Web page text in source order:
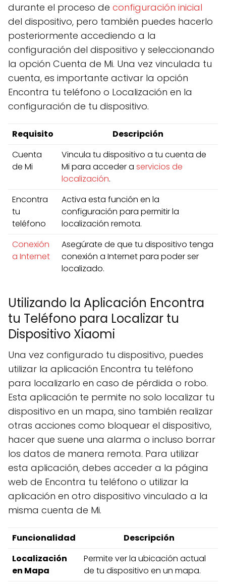
durante el proceso de configuración inicial
del dispositivo, pero también puedes hacerlo
posteriormente accediendo a la
configuración del dispositivo y seleccionando
la opción Cuenta de Mi. Una vez vinculada tu
cuenta, es importante activar la opción
Encontra tu teléfono o Localización en la
configuración de tu dispositivo.
Requisito
Descripción
Cuenta
de Mi
Vincula tu dispositivo a tu cuenta de
Mi para acceder a servicios de
localización.
Encontra
tu
teléfono
Activa esta función en la
configuración para permitir la
localización remota.
Conexión
a Internet
Asegúrate de que tu dispositivo tenga
conexión a Internet para poder ser
localizado.
Utilizando la Aplicación Encontra
tu Teléfono para Localizar tu
Dispositivo Xiaomi
Una vez configurado tu dispositivo, puedes
utilizar la aplicación Encontra tu teléfono
para localizarlo en caso de pérdida o robo.
Esta aplicación te permite no solo localizar tu
dispositivo en un mapa, sino también realizar
otras acciones como bloquear el dispositivo,
hacer que suene una alarma o incluso borrar
los datos de manera remota. Para utilizar
esta aplicación, debes acceder a la página
web de Encontra tu teléfono o utilizar la
aplicación en otro dispositivo vinculado a la
misma cuenta de Mi.
Funcionalidad
Descripción
Localización
en Mapa
Permite ver la ubicación actual
de tu dispositivo en un mapa.